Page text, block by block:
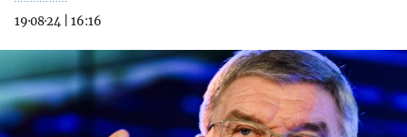
19·08·24
16:16